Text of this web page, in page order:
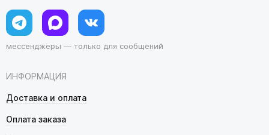
ИНФОРМАЦИЯ
Доставка и оплата
Оплата заказа
мессенджеры — только для сообщений